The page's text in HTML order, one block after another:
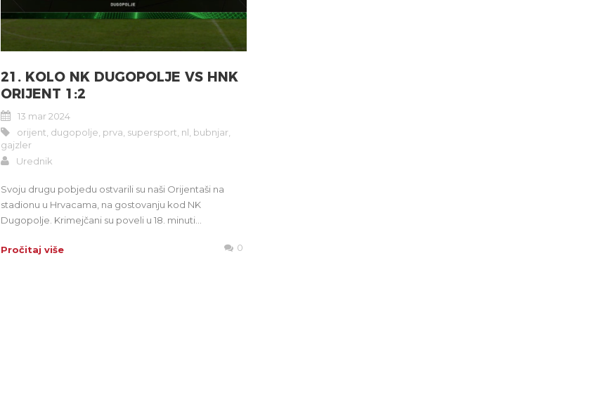
21. KOLO NK DUGOPOLJE VS HNK
ORIJENT 1:2
13 mar 2024
orijent, dugopolje, prva, supersport, nl, bubnjar,
gajzler
Urednik
Svoju drugu pobjedu ostvarili su naši Orijentaši na
stadionu u Hrvacama, na gostovanju kod NK
Dugopolje. Krimejčani su poveli u 18. minuti...
Pročitaj više 0